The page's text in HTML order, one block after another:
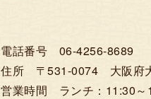
電話番号 06-4256-8689
住所 〒531-0074 大阪府
営業時間 ランチ：11:30～